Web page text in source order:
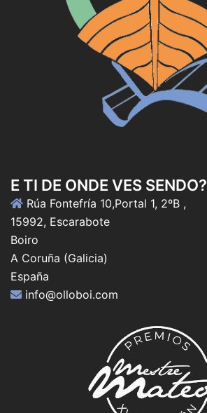
E TI DE ONDE VES SENDO?
Rúa Fontefría 10,Portal 1, 2ºB ,
15992, Escarabote
Boiro
A Coruña (Galicia)
España
info@olloboi.com